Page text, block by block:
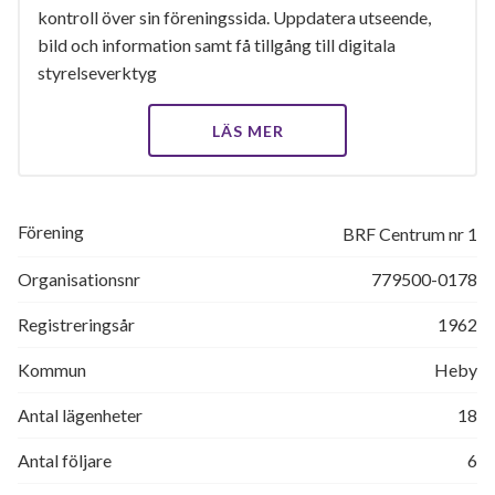
kontroll över sin föreningssida. Uppdatera utseende,
bild och information samt få tillgång till digitala
styrelseverktyg
LÄS MER
Förening BRF Centrum nr 1
Organisationsnr 779500-0178
Registreringsår 1962
Kommun Heby
Antal lägenheter 18
Antal följare 6